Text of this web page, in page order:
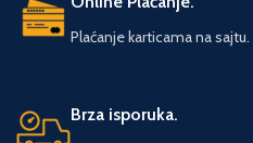
Plaćanje karticama na sajtu.
Brza isporuka.